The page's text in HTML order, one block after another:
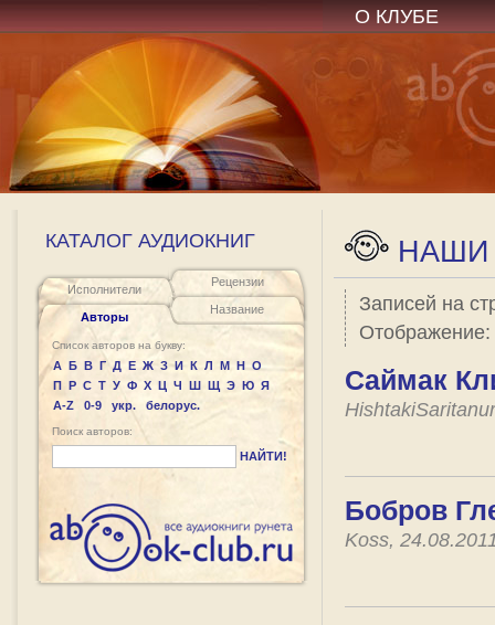
О КЛУБЕ
КАТАЛОГ АУДИОКНИГ
Исполнители
Авторы
Рецензии
Название
Список авторов на букву:
А Б В Г Д Е Ж З И К Л М Н О
П Р С Т У Ф Х Ц Ч Ш Щ Э Ю Я
A-Z
0-9 укр. белорус.
Поиск авторов:
НАЙТИ!
НАШИ
Записей на
Отображение:
Саймак
Бобров
Koss,